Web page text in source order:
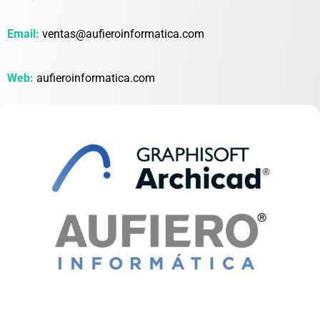
Email: ventas@aufieroinformatica.com
Web: aufieroinformatica.com